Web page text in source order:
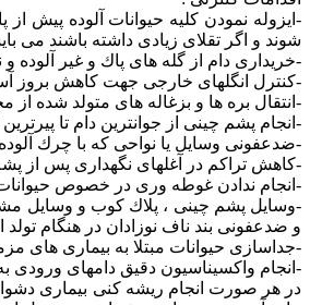
-ایزوله نمودن كلیه حیوانات آلوده پیش از
شوند و اگر تقلای زیادی داشته باشند می
-خریداری دام از گله های پاك و غیر آلوده و
-كنترل انگلهای خارجی جهت كاهش بروز
-انتقال بره ها و بزغاله های متولد شده از
-انجام پشم چینی از جوانترین دام تا
-ضدعفونی وسایل یا نواحی كه با چرك
-كاهش تراكم در آغلهای نگهداری پس از
-انجام ندادن غوطه وری در خصوص
-وسایل پشم چینی ، پلاك كوب و وسایل
و ضدعفونی بند ناف نوزادان در هنگام تولد
-جداسازی حیوانات مبتلا به بیماری های
-انجام واكسیناسیون دقیق دامهای ورودی
در هر صورت انجام ریشه كنی بیماری